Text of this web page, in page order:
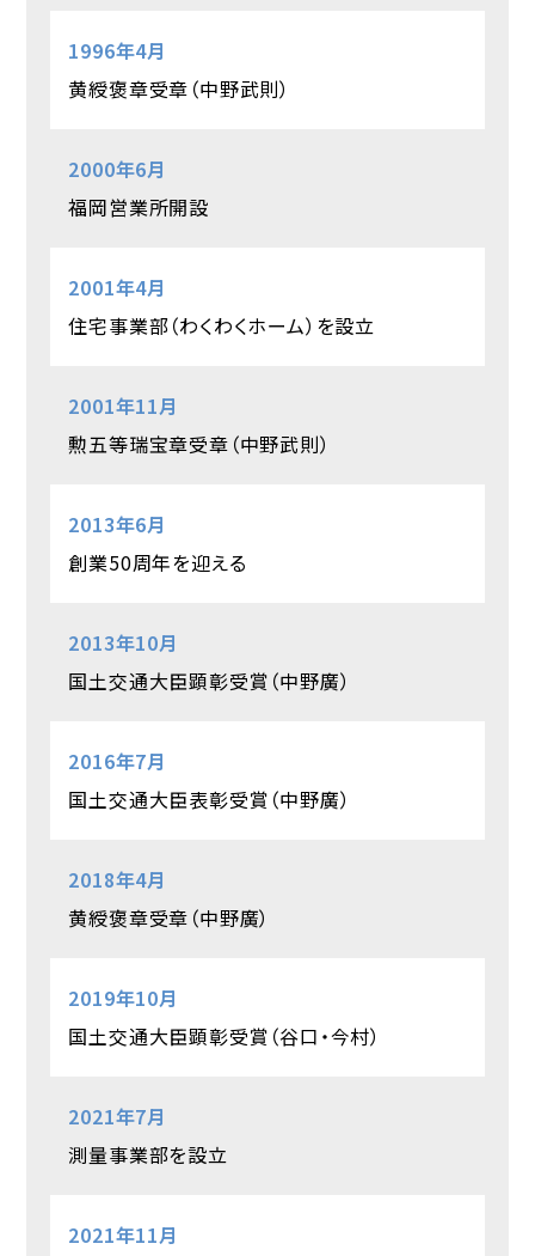
1996年4月
黄綬褒章受章（中野武則）
2000年6月
福岡営業所開設
2001年4月
住宅事業部（わくわくホーム）を設立
2001年11月
勲五等瑞宝章受章（中野武則）
2013年6月
創業50周年を迎える
2013年10月
国土交通大臣顕彰受賞（中野廣）
2016年7月
国土交通大臣表彰受賞（中野廣）
2018年4月
黄綬褒章受章（中野廣）
2019年10月
国土交通大臣顕彰受賞（谷口・今村）
2021年7月
測量事業部を設立
2021年11月